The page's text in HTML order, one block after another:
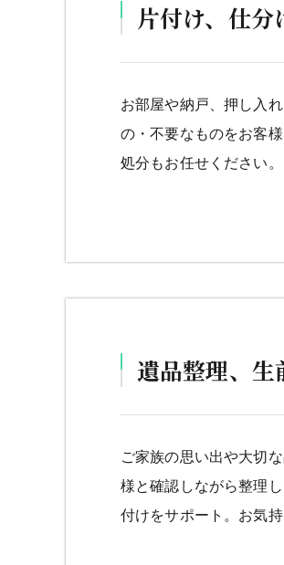
片付け、仕分
お部屋や納戸、押し入
の・不要なものをお客
処分もお任せください
遺品整理、生
ご家族の思い出や大切
様と確認しながら整理
付けをサポート。お気